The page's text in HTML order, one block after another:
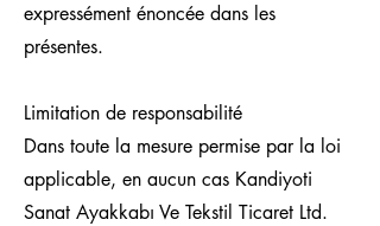
expressément énoncée dans les
présentes.
Limitation de responsabilité
Dans toute la mesure permise par la loi
applicable, en aucun cas Kandiyoti
Sanat Ayakkabı Ve Tekstil Ticaret Ltd.